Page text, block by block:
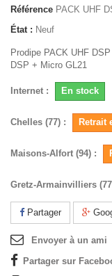
Référence PACK UHF
État : Neuf
Prodipe PACK UHF
DSP + Micro GL21
Internet : En stock
Chelles (77) : Retrait
Maisons-Alfort (94) :
Gretz-Armainvilliers
Partager
Envoyer à un ami
Partager sur